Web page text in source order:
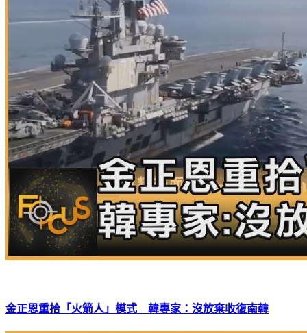
金正恩重拾「火箭人」模式 韓專家：沒放棄收復南韓